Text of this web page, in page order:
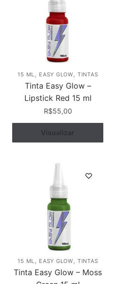
15 ML, EASY GLOW,TINTAS
Tinta Easy Glow –
Lipstick Red 15 ml
R$55,00
Comprar
Visualizar
15 ML, EASY GLOW,TINTAS
Tinta Easy Glow – Moss